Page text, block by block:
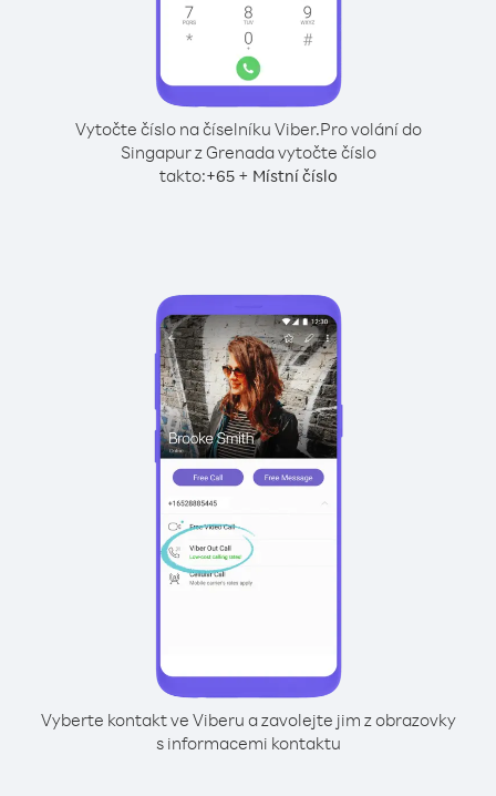
Vytočte číslo na číselníku Viber.Pro volání do
Singapur z Grenada vytočte číslo
takto:+65+ Místní číslo
Vyberte kontakt ve Viberu a zavolejte jim z obrazovky
s informacemi kontaktu